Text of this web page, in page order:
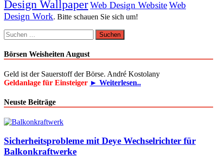
Design WallpaperWeb Design WebsiteWeb
Design Work. Bitte schauen Sie sich um!
Suchen
nach:
Börsen Weisheiten August
Geld ist der Sauerstoff der Börse. André Kostolany
Geldanlage für Einsteiger ► Weiterlesen..
Neuste Beiträge
Sicherheitsprobleme mit Deye Wechselrichter für
Balkonkraftwerke